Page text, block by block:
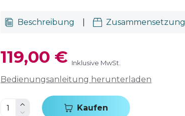
Beschreibung Zusammensetzung
119,00 € Inklusive MwSt.
Bedienungsanleitung herunterladen
Kaufen